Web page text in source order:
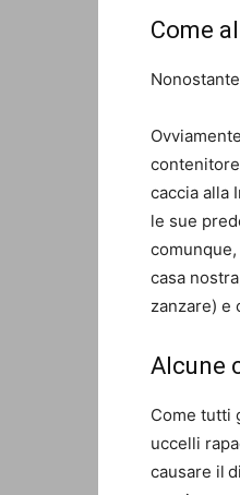
Come
caccia alla
le sue
casa
zanzare) e
Alcune
Come tutti
uccelli
causare il